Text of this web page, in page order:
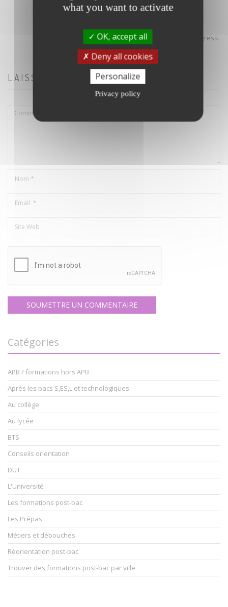
Voting is currently disabled, data maintenance in progress.
LAISSER UN COMMENTAIRE
Catégories
APB / formations hors APB
Après les bacs S,ES,L et technologiques
Au collège
Au lycée
BTS
Conseils orientation
DUT
L'Université
Les formations post-bac
Les Prépas
Métiers et débouchés
Réorientation post-bac
Trouver des formations post-bac par ville
what you want to activate
OK, accept all
Deny all cookies
Personalize
Privacy policy